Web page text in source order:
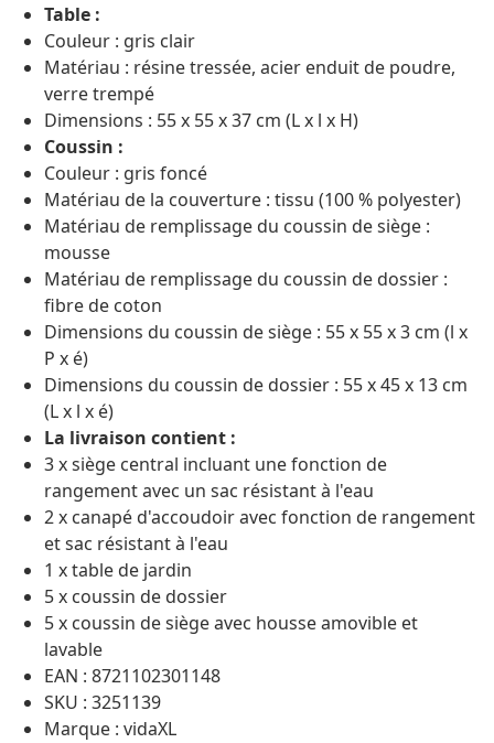
Table :
Couleur : gris clair
Matériau : résine tressée, acier enduit de poudre,
verre trempé
Dimensions : 55 x 55 x 37 cm (L x l x H)
Coussin :
Couleur : gris foncé
Matériau de la couverture : tissu (100 % polyester)
Matériau de remplissage du coussin de siège :
mousse
Matériau de remplissage du coussin de dossier :
fibre de coton
Dimensions du coussin de siège : 55 x 55 x 3 cm (l x
P x é)
Dimensions du coussin de dossier : 55 x 45 x 13 cm
(L x l x é)
La livraison contient :
3 x siège central incluant une fonction de
rangement avec un sac résistant à l'eau
2 x canapé d'accoudoir avec fonction de rangement
et sac résistant à l'eau
1 x table de jardin
5 x coussin de dossier
5 x coussin de siège avec housse amovible et
lavable
EAN : 8721102301148
SKU : 3251139
Marque : vidaXL